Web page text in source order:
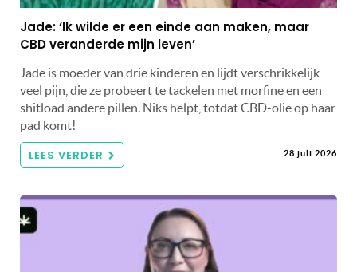
Jade: ‘Ik wilde er een einde aan maken, maar
CBD veranderde mijn leven’
Jade is moeder van drie kinderen en lijdt verschrikkelijk
veel pijn, die ze probeert te tackelen met morfine en een
shitload andere pillen. Niks helpt, totdat CBD-olie op haar
pad komt!
LEES VERDER 28 juli 2026